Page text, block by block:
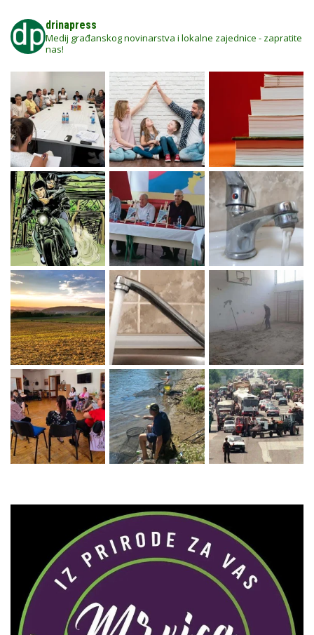
drinapress
Medij građanskog novinarstva i lokalne zajednice - zapratite
nas!